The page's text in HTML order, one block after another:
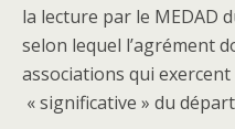
la lecture par le MEDAD
selon lequel l’agrément
associations qui
« significative » du